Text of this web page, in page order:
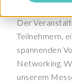
Wir sind
Der
Teilnehmern,
spannenden
Networking.
unserem